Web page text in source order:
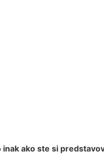
ako ste si